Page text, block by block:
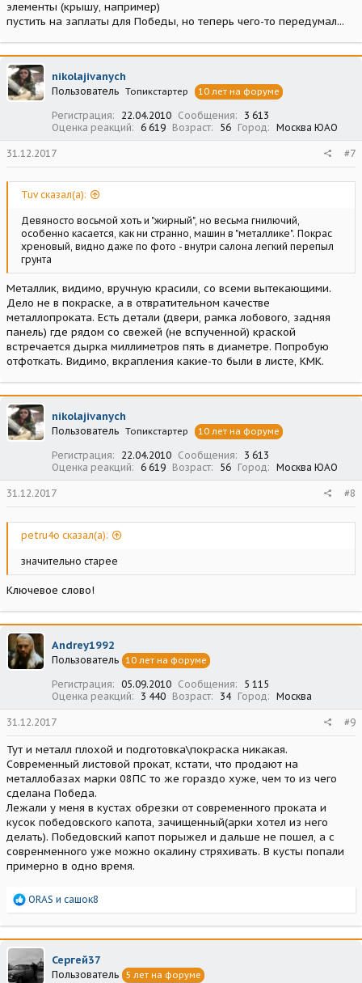
элементы (крышу, например)
пустить на заплаты для Победы, но теперь чего-то передумал...
nikolajivanych
Пользователь Топикстартер 10 лет на форуме
Регистрация 22.04.2010 Сообщения
3 613
Оценка реакций
6 619 Возраст 56 Город Москва ЮАО
31.12.2017 #7
Tuv сказал(а):
Девяносто восьмой хоть и "жирный", но весьма гнилючий,
особенно касается, как ни странно, машин в "металлике". Покрас
хреновый, видно даже по фото - внутри салона легкий перепыл
грунта
Металлик, видимо, вручную красили, со всеми вытекающими.
Дело не в покраске, а в отвратительном качестве
металлопроката. Есть детали (двери, рамка лобового, задняя
панель) где рядом со свежей (не вспученной) краской
встречается дырка миллиметров пять в диаметре. Попробую
отфоткать. Видимо, вкрапления какие-то были в листе, КМК.
nikolajivanych
Пользователь Топикстартер 10 лет на форуме
Регистрация 22.04.2010 Сообщения
3 613
Оценка реакций
6 619 Возраст 56 Город Москва ЮАО
31.12.2017 #8
petru4o сказал(а):
значительно старее
Ключевое слово!
Andrey1992
Пользователь 10 лет на форуме
Регистрация 05.09.2010 Сообщения
5 115
Оценка реакций
3 440 Возраст 34 Город Москва
31.12.2017 #9
Тут и металл плохой и подготовка\покраска никакая.
Современный листовой прокат, кстати, что продают на
металлобазах марки 08ПС то же гораздо хуже, чем то из чего
сделана Победа.
Лежали у меня в кустах обрезки от современного проката и
кусок победовского капота, зачищенный(арки хотел из него
делать). Победовский капот порыжел и дальше не пошел, а с
совренменного уже можно окалину стряхивать. В кусты попали
примерно в одно время.
Р
а
к
ц
и
и
ORAS и сашок8
Сергей37
Пользователь 5 лет на форуме